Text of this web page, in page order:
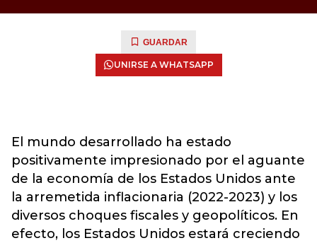
GUARDAR
UNIRSE A WHATSAPP
El mundo desarrollado ha estado
positivamente impresionado por el aguante
de la economía de los Estados Unidos ante
la arremetida inflacionaria (2022-2023) y los
diversos choques fiscales y geopolíticos. En
efecto, los Estados Unidos estará creciendo